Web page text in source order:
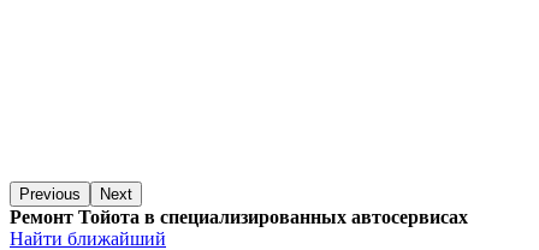
Previous Next
Ремонт Тойота в специализированных автосервисах
Найти ближайший